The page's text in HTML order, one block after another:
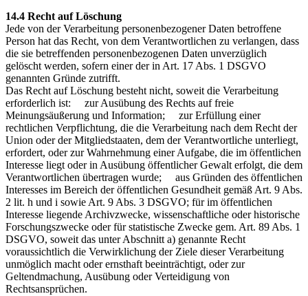
14.4 Recht auf Löschung
Jede von der Verarbeitung personenbezogener Daten betroffene
Person hat das Recht, von dem Verantwortlichen zu verlangen, dass
die sie betreffenden personenbezogenen Daten unverzüglich
gelöscht werden, sofern einer der in Art. 17 Abs. 1 DSGVO
genannten Gründe zutrifft.
Das Recht auf Löschung besteht nicht, soweit die Verarbeitung
erforderlich ist: zur Ausübung des Rechts auf freie
Meinungsäußerung und Information; zur Erfüllung einer
rechtlichen Verpflichtung, die die Verarbeitung nach dem Recht der
Union oder der Mitgliedstaaten, dem der Verantwortliche unterliegt,
erfordert, oder zur Wahrnehmung einer Aufgabe, die im öffentlichen
Interesse liegt oder in Ausübung öffentlicher Gewalt erfolgt, die dem
Verantwortlichen übertragen wurde; aus Gründen des öffentlichen
Interesses im Bereich der öffentlichen Gesundheit gemäß Art. 9 Abs.
2 lit. h und i sowie Art. 9 Abs. 3 DSGVO; für im öffentlichen
Interesse liegende Archivzwecke, wissenschaftliche oder historische
Forschungszwecke oder für statistische Zwecke gem. Art. 89 Abs. 1
DSGVO, soweit das unter Abschnitt a) genannte Recht
voraussichtlich die Verwirklichung der Ziele dieser Verarbeitung
unmöglich macht oder ernsthaft beeinträchtigt, oder zur
Geltendmachung, Ausübung oder Verteidigung von
Rechtsansprüchen.